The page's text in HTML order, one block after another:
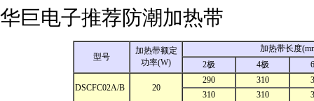
华巨电子推荐防潮加热带
型号
加热带额定
功率(W)
加热带长度
2极
4极
DSCFC02A/B 20
290 310
310
310